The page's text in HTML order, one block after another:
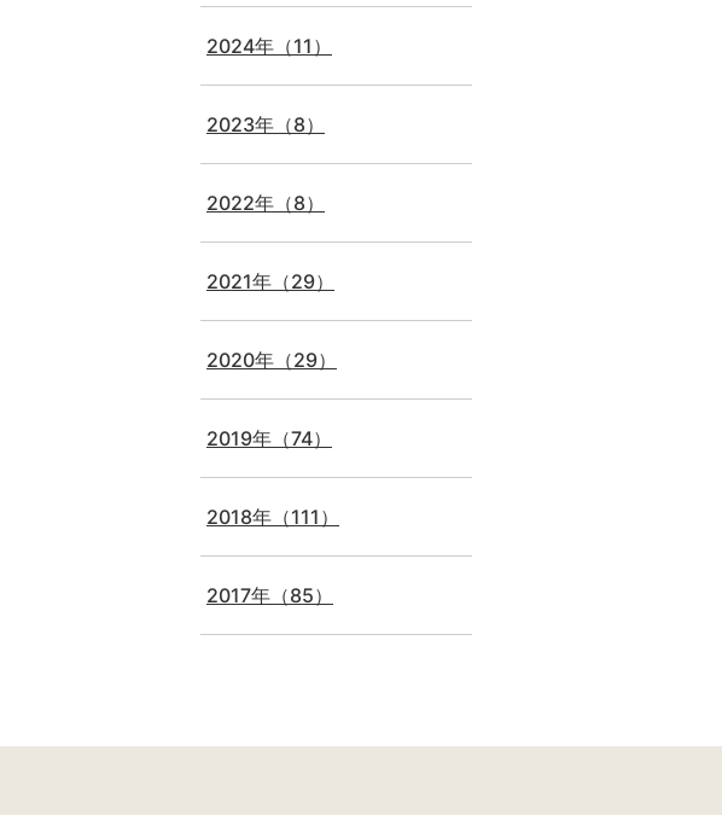
2024年（11）
2023年（8）
2022年（8）
2021年（29）
2020年（29）
2019年（74）
2018年（111）
2017年（85）